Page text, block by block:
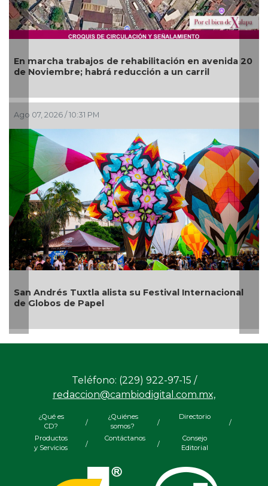
En marcha trabajos de rehabilitación en avenida 20
de Noviembre; habrá reducción a un carril
Ago 07, 2026 / 10:31 PM
San Andrés Tuxtla alista su Festival Internacional
de Globos de Papel
Teléfono: (229) 922-97-15 /
redaccion@cambiodigital.com.mx,
¿Qué es
CD?
/
¿Quiénes
somos?
/
Directorio
/
Productos
y Servicios
/
Contáctanos
/
Consejo
Editorial